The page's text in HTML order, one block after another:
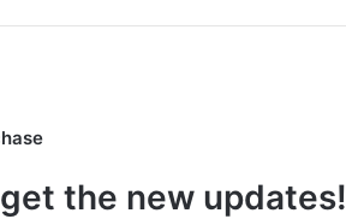
the new updates!